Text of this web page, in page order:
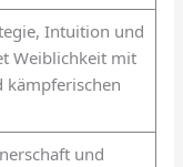
Intuition und
Weiblichkeit mit
kämpferischen
und